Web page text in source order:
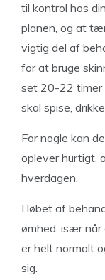
til kontrol hos
planen, og at
vigtig del af
for at bruge
set 20-22 timer
skal spise,
For nogle kan
oplever hurtigt,
hverdagen.
I løbet af
ømhed, især
er helt normalt
sig.